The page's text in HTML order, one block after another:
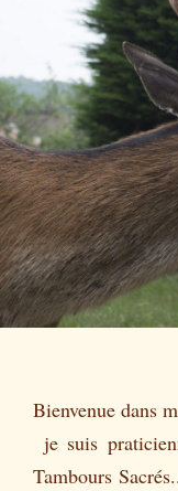
Bienvenue dans
je suis
Tambours